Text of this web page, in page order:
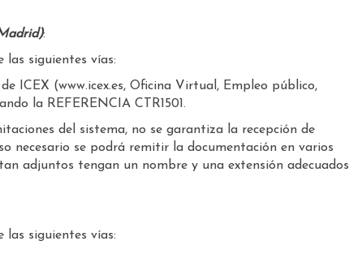
:
las siguientes vías:
ICEX (www.icex.es, Oficina Virtual, Empleo público,
la REFERENCIA CTR1501.
del sistema, no se garantiza la recepción de
necesario se podrá remitir la documentación en varios
adjuntos tengan un nombre y una extensión adecuados
las siguientes vías: